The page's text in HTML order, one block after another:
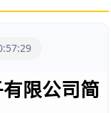
限公司简